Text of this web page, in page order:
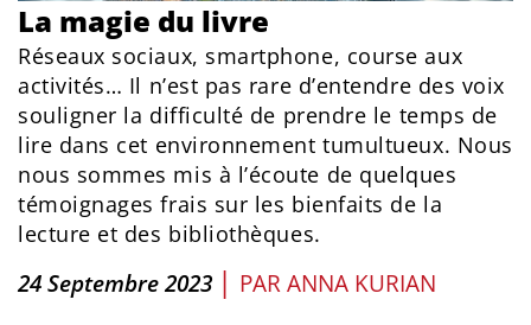
La magie du livre
Réseaux sociaux, smartphone, course aux
activités… Il n’est pas rare d’entendre des voix
souligner la difficulté de prendre le temps de
lire dans cet environnement tumultueux. Nous
nous sommes mis à l’écoute de quelques
témoignages frais sur les bienfaits de la
lecture et des bibliothèques.
24 Septembre 2023 | PARANNA KURIAN